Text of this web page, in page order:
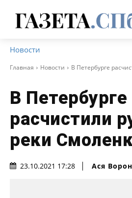
Новости
Главная Новости В Петербурге
В Петербурге
расчистили
реки
23.10.2021 17:28 Ася